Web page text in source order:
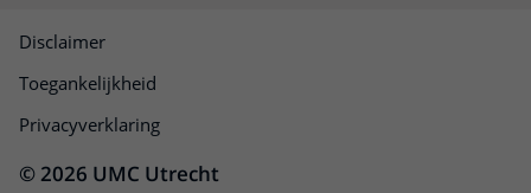
© 2026 UMC Utrecht
Disclaimer
Toegankelijkheid
Privacyverklaring